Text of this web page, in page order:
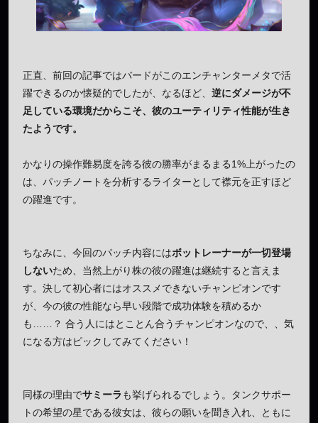
正直、前回の記事ではバードがこのエンチャンターメタで活
躍できるのか懐疑的でしたが、なるほど、 逆にダメージが不
足している環境だからこそ、彼のユーティリティ性能が生き
たようです。
かなりの操作難易度を誇る彼の勝率がまるまる1%上がったの
は、パッチノートを分析するライターとして襟元を正すほど
の躍進です。
ちなみに、今回のパッチ内容にはボットレーナーが一切登場
しないため、当然上がり株の彼の躍進は継続すると言えま
す。決して初心者にはオススメできないチャンピオンです
が、今の彼の性能なら早い段階で成功体験を積めるか
も……？ 合う人にはとことん合うチャンピオンなので、、気
になる方はピックしてみてください！
同様の理由でサミーラ も挙げられるでしょう。タンクサポー
トの希望の星である彼女は、彼らの願いを聞き入れ、ともに